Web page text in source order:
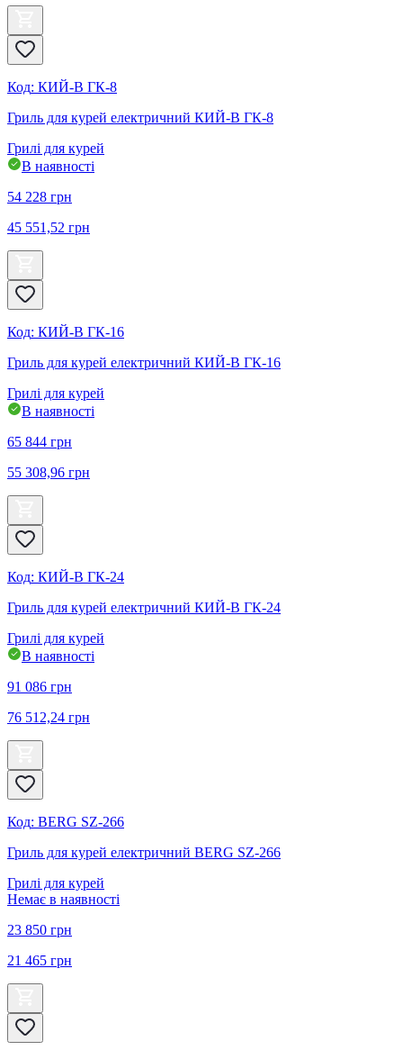
Код: КИЙ-В ГК-8
Гриль для курей електричний КИЙ-В ГК-8
Грилі для курей
В наявності
54 228 грн
45 551,52 грн
Код: КИЙ-В ГК-16
Гриль для курей електричний КИЙ-В ГК-16
Грилі для курей
В наявності
65 844 грн
55 308,96 грн
Код: КИЙ-В ГК-24
Гриль для курей електричний КИЙ-В ГК-24
Грилі для курей
В наявності
91 086 грн
76 512,24 грн
Код: BERG SZ-266
Гриль для курей електричний BERG SZ-266
Грилі для курей
Немає в наявності
23 850 грн
21 465 грн